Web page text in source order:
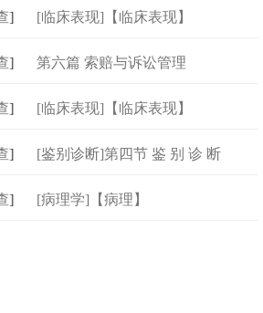
] [临床表现]【临床表现】
] 第六篇 索赔与诉讼管理
] [临床表现]【临床表现】
] [鉴别诊断]第四节 鉴 别 诊 断
] [病理学]【病理】